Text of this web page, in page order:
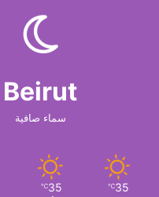
Beirut
سماء صافية
35
℃
35
℃